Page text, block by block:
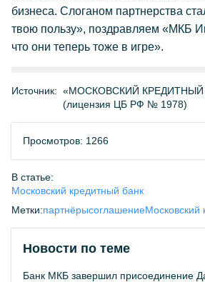
бизнеса. Слоганом партнерства
твою пользу», поздравляем «МКБ
что они теперь тоже в игре».
Источник: «МОСКОВСКИЙ КРЕДИТНЫЙ
(лицензия ЦБ РФ № 1978)
Просмотров: 1266
В статье:
Московский кредитный банк
Метки:партнёрысоглашениеМосковский
Новости по теме
Банк МКБ завершил присоединение